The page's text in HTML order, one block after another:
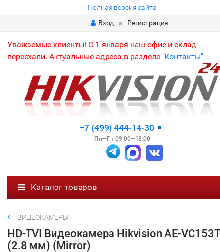
Полная версия сайта
Вход
Регистрация
Уважаемые клиенты! С 1 января наш офис и склад
переехали. Актуальные адреса в разделе "Контакты"
+7 (499) 444-14-30
Пн—Пт 09:00—18:00
Каталог товаров
ВИДЕОКАМЕРЫ
HD-TVI Видеокамера Hikvision AE-
(2.8 мм) (Mirror)